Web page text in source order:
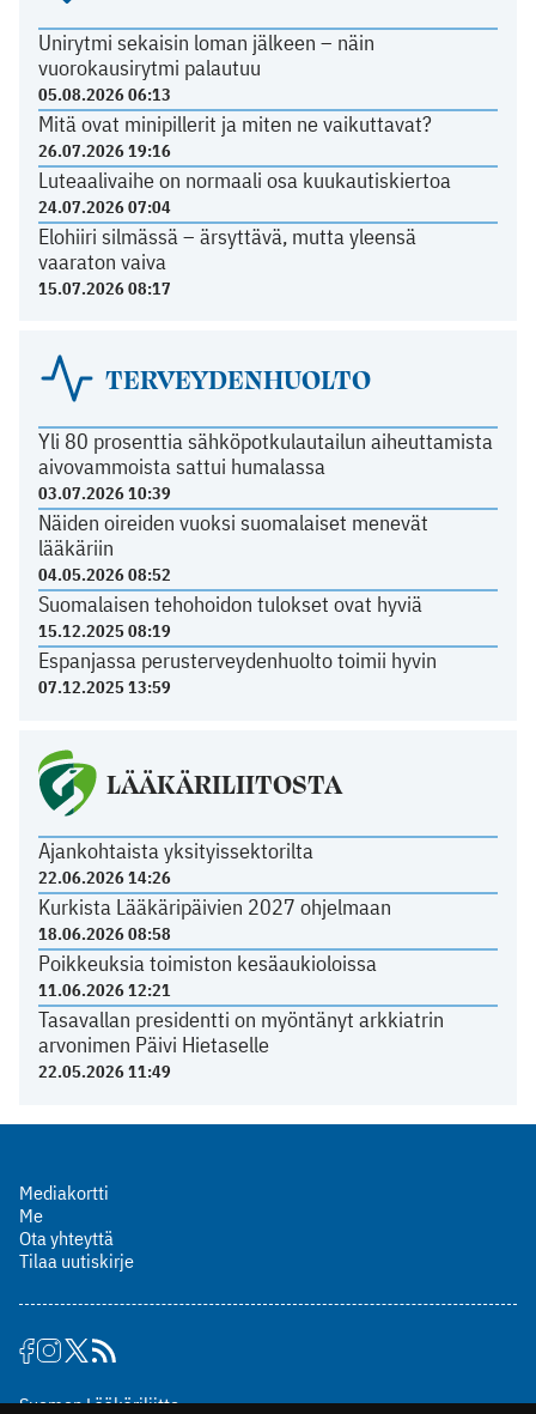
Unirytmi sekaisin loman jälkeen – näin
vuorokausirytmi palautuu
05.08.2026 06:13
Mitä ovat minipillerit ja miten ne vaikuttavat?
26.07.2026 19:16
Luteaalivaihe on normaali osa kuukautiskiertoa
24.07.2026 07:04
Elohiiri silmässä – ärsyttävä, mutta yleensä
vaaraton vaiva
15.07.2026 08:17
TERVEYDENHUOLTO
Yli 80 prosenttia sähköpotkulautailun aiheuttamista
aivovammoista sattui humalassa
03.07.2026 10:39
Näiden oireiden vuoksi suomalaiset menevät
lääkäriin
04.05.2026 08:52
Suomalaisen tehohoidon tulokset ovat hyviä
15.12.2025 08:19
Espanjassa perusterveydenhuolto toimii hyvin
07.12.2025 13:59
LÄÄKÄRILIITOSTA
Ajankohtaista yksityissektorilta
22.06.2026 14:26
Kurkista Lääkäripäivien 2027 ohjelmaan
18.06.2026 08:58
Poikkeuksia toimiston kesäaukioloissa
11.06.2026 12:21
Tasavallan presidentti on myöntänyt arkkiatrin
arvonimen Päivi Hietaselle
22.05.2026 11:49
Mediakortti
Me
Ota yhteyttä
Tilaa uutiskirje
Suomen Lääkäriliitto